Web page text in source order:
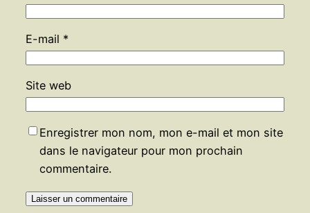
E-mail *
Site web
Enregistrer mon nom, mon e-mail et mon site
dans le navigateur pour mon prochain
commentaire.